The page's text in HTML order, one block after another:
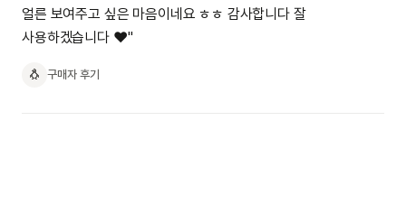
얼른 보여주고 싶은 마음이네요 ㅎㅎ 감사합니다 잘
사용하겠습니다 ❤️"
🐧 구매자 후기